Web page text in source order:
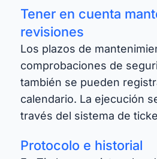
Tener en cuenta
revisiones
Los plazos de
comprobaciones de
también se pueden
calendario. La ejecución
través del sistema de
Protocolo e historial